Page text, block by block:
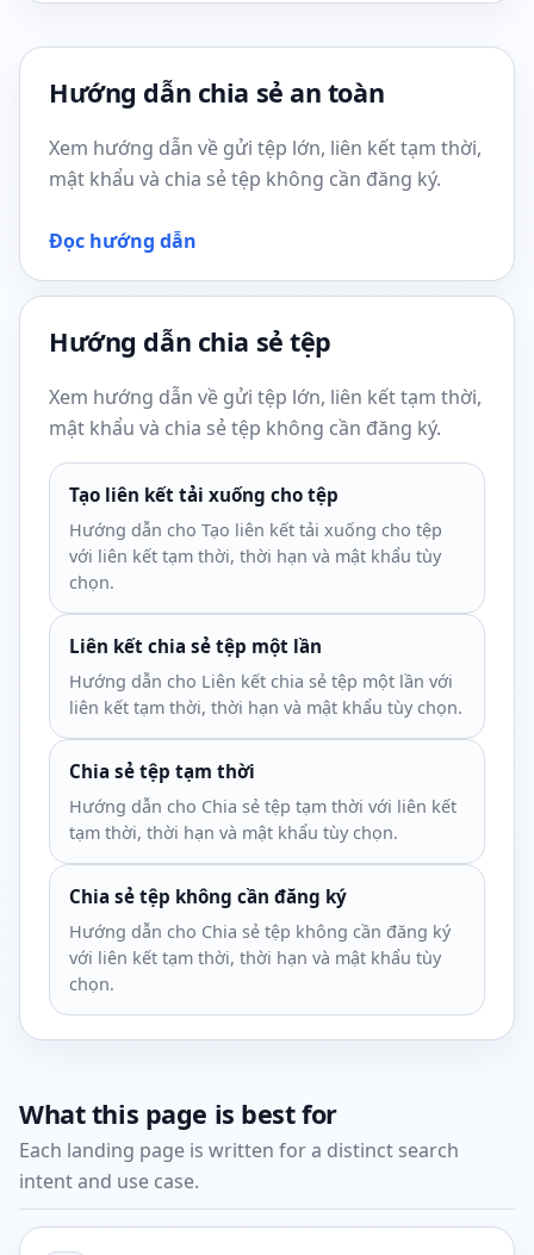
Hướng dẫn chia sẻ an toàn
Xem hướng dẫn về gửi tệp lớn, liên kết tạm thời,
mật khẩu và chia sẻ tệp không cần đăng ký.
Đọc hướng dẫn
Hướng dẫn chia sẻ tệp
Xem hướng dẫn về gửi tệp lớn, liên kết tạm thời,
mật khẩu và chia sẻ tệp không cần đăng ký.
Tạo liên kết tải xuống cho tệp
Hướng dẫn cho Tạo liên kết tải xuống cho tệp
với liên kết tạm thời, thời hạn và mật khẩu tùy
chọn.
Liên kết chia sẻ tệp một lần
Hướng dẫn cho Liên kết chia sẻ tệp một lần với
liên kết tạm thời, thời hạn và mật khẩu tùy chọn.
Chia sẻ tệp tạm thời
Hướng dẫn cho Chia sẻ tệp tạm thời với liên kết
tạm thời, thời hạn và mật khẩu tùy chọn.
Chia sẻ tệp không cần đăng ký
Hướng dẫn cho Chia sẻ tệp không cần đăng ký
với liên kết tạm thời, thời hạn và mật khẩu tùy
chọn.
What this page is best for
Each landing page is written for a distinct search
intent and use case.